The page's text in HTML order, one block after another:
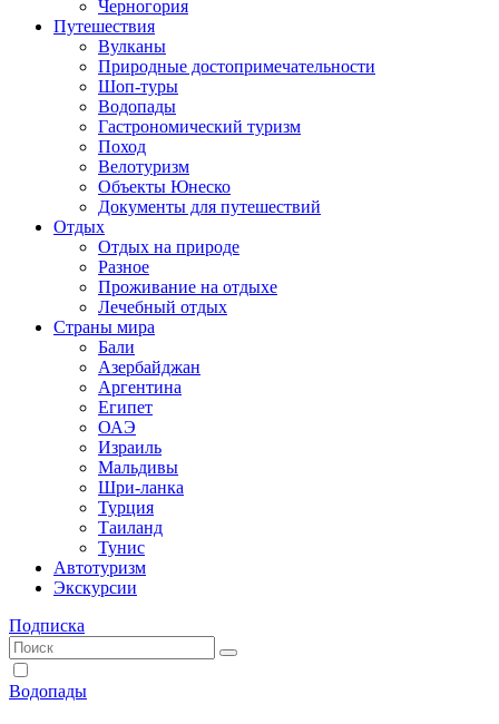
Черногория
Путешествия
Вулканы
Природные достопримечательности
Шоп-туры
Водопады
Гастрономический туризм
Поход
Велотуризм
Объекты Юнеско
Документы для путешествий
Отдых
Отдых на природе
Разное
Проживание на отдыхе
Лечебный отдых
Страны мира
Бали
Азербайджан
Аргентина
Египет
ОАЭ
Израиль
Мальдивы
Шри-ланка
Турция
Таиланд
Тунис
Автотуризм
Экскурсии
Подписка
Водопады